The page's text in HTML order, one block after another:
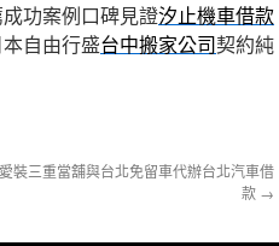
功案例口碑見證汐止機車借款
自由行盛台中搬家公司契約純
裝三重當舖與台北免留車代辦台北汽車借
款 →